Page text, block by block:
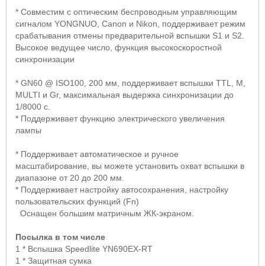
* Совместим с оптическим беспроводным управляющим
сигналом YONGNUO Canon и Nikon , поддерживает режим
срабатывания отмены предварительной вспышки S1 и S2.
Высокое ведущее число, функция высокоскоростной
синхронизации
* GN60 @ ISO100, 200 мм, поддерживает вспышки TTL M
MULTI и Gr, максимальная выдержка синхронизации до
1/8000 с.
* Поддерживает функцию электрического увеличения
лампы
* Поддерживает автоматическое и ручное
масштабирование, вы можете установить охват вспышки в
диапазоне от 20 до 200 мм.
* Поддерживает настройку автосохранения, настройку
пользовательских функций (Fn)
Оснащен большим матричным ЖК-экраном.
Посылка в том числе
1 * Вспышка Speedlite YN690EX-RT
1 * Защитная сумка